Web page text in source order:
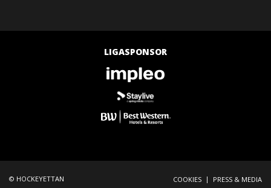
LIGASPONSOR
© HOCKEYETTAN COOKIES | PRESS & MEDIA